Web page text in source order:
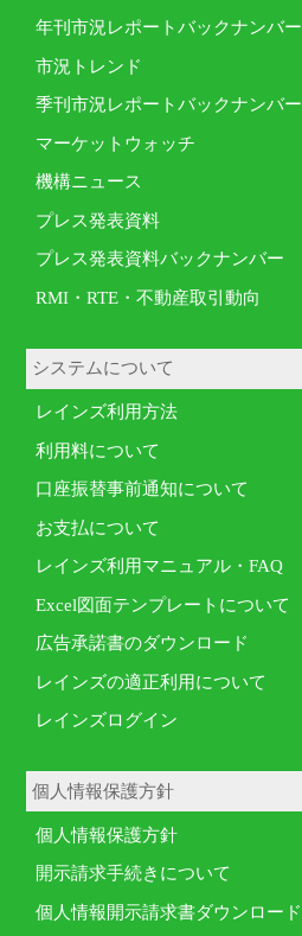
年刊市況レポートバックナンバー
市況トレンド
季刊市況レポートバックナンバー
マーケットウォッチ
機構ニュース
プレス発表資料
プレス発表資料バックナンバー
RMI・RTE・不動産取引動向
システムについて
レインズ利用方法
利用料について
口座振替事前通知について
お支払について
レインズ利用マニュアル・FAQ
Excel図面テンプレートについて
広告承諾書のダウンロード
レインズの適正利用について
レインズログイン
個人情報保護方針
個人情報保護方針
開示請求手続きについて
個人情報開示請求書ダウンロード